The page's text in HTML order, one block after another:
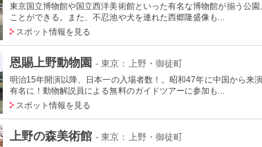
東京国立博物館や国立西洋美術館といった有名な博物館が揃う公
ことができる。また、不忍池や犬を連れた西郷隆盛像も...
スポット情報を見る
恩賜上野動物園 - 東京：上野・御徒町
明治15年開演以降、日本一の入場者数！。昭和47年に中国から来
有名に！動物解説員による無料のガイドツアーに参加も...
スポット情報を見る
上野の森美術館 - 東京：上野・御徒町